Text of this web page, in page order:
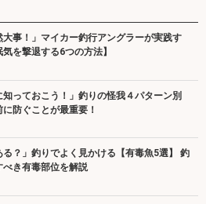
大事！」マイカー釣行アングラーが実践す
を撃退する6つの方法】
知っておこう！」釣りの怪我４パターン別
防ぐことが最重要！
る？」釣りでよく見かける【有毒魚5選】 釣
べき有毒部位を解説